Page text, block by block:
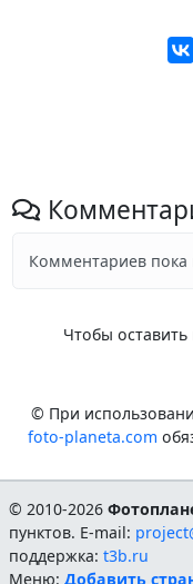
Комментариев пока
Чтобы
© При
foto-planeta.com
© 2010-2026
пунктов. E-mail:
поддержка:t3b.ru
Меню:Добавить